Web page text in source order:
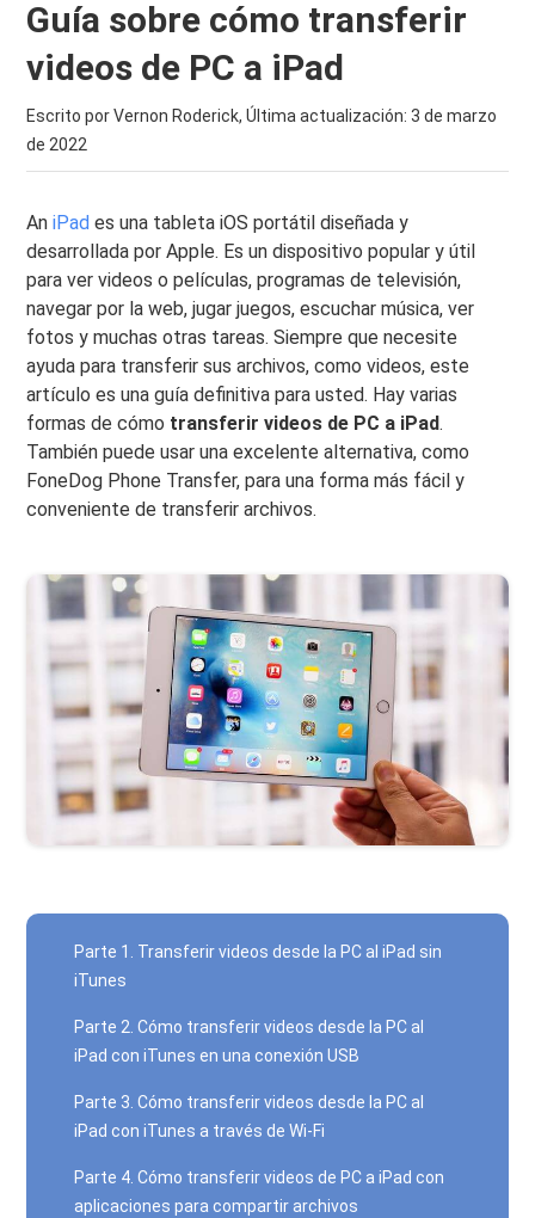
Guía sobre cómo transferir
videos de PC a iPad
Escrito por Vernon Roderick, Última actualización:3 de marzo
de 2022
AniPad es una tableta iOS portátil diseñada y
desarrollada por Apple. Es un dispositivo popular y útil
para ver videos o películas, programas de televisión,
navegar por la web, jugar juegos, escuchar música, ver
fotos y muchas otras tareas. Siempre que necesite
ayuda para transferir sus archivos, como videos, este
artículo es una guía definitiva para usted. Hay varias
formas de cómo transferir videos de PC a iPad.
También puede usar una excelente alternativa, como
FoneDog Phone Transfer, para una forma más fácil y
conveniente de transferir archivos.
Parte 1. Transferir videos desde la PC al iPad sin
iTunes
Parte 2. Cómo transferir videos desde la PC al
iPad con iTunes en una conexión USB
Parte 3. Cómo transferir videos desde la PC al
iPad con iTunes a través de Wi-Fi
Parte 4. Cómo transferir videos de PC a iPad con
aplicaciones para compartir archivos